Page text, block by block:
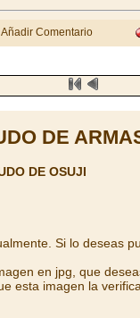
Añadir Comentario
DE
DE OSUJI
Si lo deseas
en jpg, que
esta imagen la